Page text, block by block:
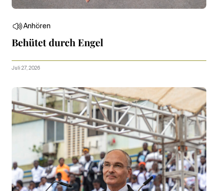
Anhören
Behütet durch Engel
Juli 27, 2026